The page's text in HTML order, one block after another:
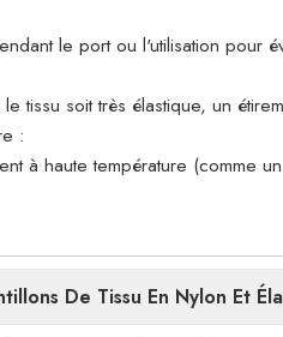
le port ou l'utilisation pour
tissu soit très élastique, un
:
à haute température (comme
De Tissu En Nylon Et